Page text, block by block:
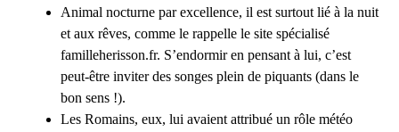
Animal nocturne par excellence, il est surtout lié à la nuit
et aux rêves, comme le rappelle le site spécialisé
familleherisson.fr. S’endormir en pensant à lui, c’est
peut-être inviter des songes plein de piquants (dans le
bon sens !).
Les Romains, eux, lui avaient attribué un rôle météo